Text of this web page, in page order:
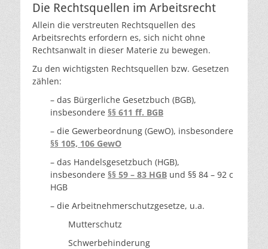
Die Rechtsquellen im Arbeitsrecht
Allein die verstreuten Rechtsquellen des
Arbeitsrechts erfordern es, sich nicht ohne
Rechtsanwalt in dieser Materie zu bewegen.
Zu den wichtigsten Rechtsquellen bzw. Gesetzen
zählen:
– das Bürgerliche Gesetzbuch (BGB),
insbesondere §§ 611 ff. BGB
– die Gewerbeordnung (GewO), insbesondere
§§ 105, 106 GewO
– das Handelsgesetzbuch (HGB),
insbesondere §§ 59 – 83 HGB und §§ 84 – 92 c
HGB
– die Arbeitnehmerschutzgesetze, u.a.
Mutterschutz
Schwerbehinderung